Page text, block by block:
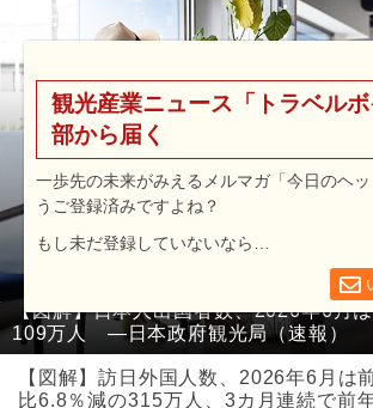
【図解】日本人出国者数、2026年6月
109万人 ―日本政府観光局（速報）
【図解】訪日外国人数、2026年6月は
比6.8％減の315万人、3カ月連続で前
観光産業ニュース「トラベル
部から届く
一歩先の未来がみえるメルマガ「今日のヘ
うご登録済みですよね？
もし未だ登録していないなら…